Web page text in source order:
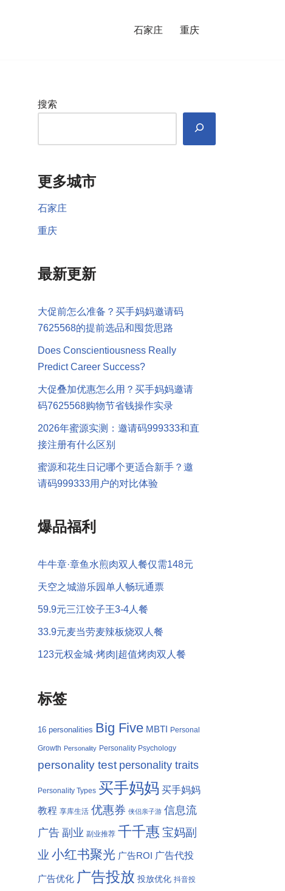
石家庄 重庆
搜索
更多城市
石家庄
重庆
最新更新
大促前怎么准备？买手妈妈邀请码
7625568的提前选品和囤货思路
Does Conscientiousness Really
Predict Career Success?
大促叠加优惠怎么用？买手妈妈邀请
码7625568购物节省钱操作实录
2026年蜜源实测：邀请码999333和直
接注册有什么区别
蜜源和花生日记哪个更适合新手？邀
请码999333用户的对比体验
爆品福利
牛牛章·章鱼水煎肉双人餐仅需148元
天空之城游乐园单人畅玩通票
59.9元三江饺子王3-4人餐
33.9元麦当劳麦辣板烧双人餐
123元权金城·烤肉|超值烤肉双人餐
标签
16 personalities Big Five MBTI Personal
Growth Personality Personality Psychology
personality test personality traits
Personality Types 买手妈妈 买手妈妈
教程 享库生活 优惠券 侠侣亲子游 信息流
广告 副业 副业推荐 千千惠 宝妈副
业 小红书聚光 广告ROI 广告代投
广告优化 广告投放 投放优化 抖音投